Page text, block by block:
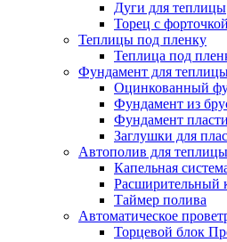
Дуги для теплицы
Торец с
Теплицы под пленку
Теплица под
Фундамент для
Оцинкованный
Фундамент из
Фундамент
Заглушки для
Автополив для теплицы
Капельная
Расширительный
Таймер полива
Автоматическое
Торцевой блок